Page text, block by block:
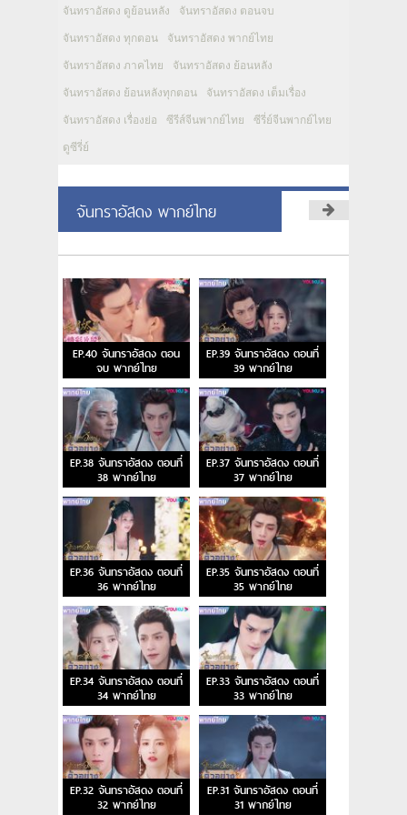
จันทราอัสดง ดูย้อนหลัง จันทราอัสดง ตอนจบ
จันทราอัสดง ทุกตอน จันทราอัสดง พากย์ไทย
จันทราอัสดง ภาคไทย จันทราอัสดง ย้อนหลัง
จันทราอัสดง ย้อนหลังทุกตอน จันทราอัสดง เต็มเรื่อง
จันทราอัสดง เรื่องย่อ ซีรีส์จีนพากย์ไทย ซีรี่ย์จีนพากย์ไทย
ดูซีรี่ย์
จันทราอัสดง พากย์ไทย
EP.40 จันทราอัสดง ตอน
จบ พากย์ไทย
EP.39 จันทราอัสดง ตอนที่
39 พากย์ไทย
EP.38 จันทราอัสดง ตอนที่
38 พากย์ไทย
EP.37 จันทราอัสดง ตอนที่
37 พากย์ไทย
EP.36 จันทราอัสดง ตอนที่
36 พากย์ไทย
EP.35 จันทราอัสดง ตอนที่
35 พากย์ไทย
EP.34 จันทราอัสดง ตอนที่
34 พากย์ไทย
EP.33 จันทราอัสดง ตอนที่
33 พากย์ไทย
EP.32 จันทราอัสดง ตอนที่
32 พากย์ไทย
EP.31 จันทราอัสดง ตอนที่
31 พากย์ไทย